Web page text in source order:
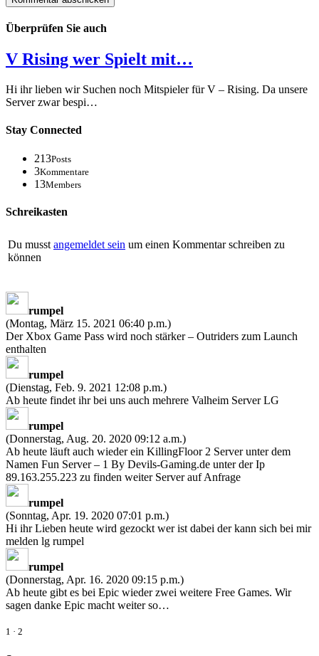
Überprüfen Sie auch
V Rising wer Spielt mit…
Hi ihr lieben wir Suchen noch Mitspieler für V – Rising. Da unsere
Server zwar bespi…
Stay Connected
213Posts
3Kommentare
13Members
Schreikasten
Du musst angemeldet sein um einen Kommentar schreiben zu
können
rumpel
(Montag, März 15. 2021 06:40 p.m.)
Der Xbox Game Pass wird noch stärker – Outriders zum Launch
enthalten
rumpel
(Dienstag, Feb. 9. 2021 12:08 p.m.)
Ab heute findet ihr bei uns auch mehrere Valheim Server LG
rumpel
(Donnerstag, Aug. 20. 2020 09:12 a.m.)
Ab heute läuft auch wieder ein KillingFloor 2 Server unter dem
Namen Fun Server – 1 By Devils-Gaming.de unter der Ip
89.163.255.223 zu finden weiter Server auf Anfrage
rumpel
(Sonntag, Apr. 19. 2020 07:01 p.m.)
Hi ihr Lieben heute wird gezockt wer ist dabei der kann sich bei mir
melden lg rumpel
rumpel
(Donnerstag, Apr. 16. 2020 09:15 p.m.)
Ab heute gibt es bei Epic wieder zwei weitere Free Games. Wir
sagen danke Epic macht weiter so…
1 · 2